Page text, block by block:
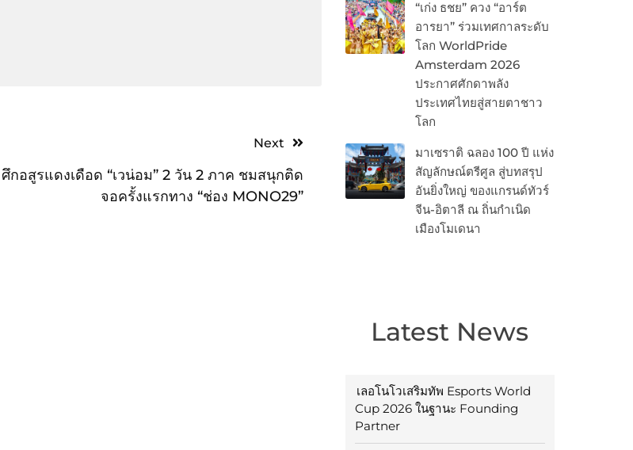
“เก่ง ธชย” ควง “อาร์ต
อารยา” ร่วมเทศกาลระดับ
โลก WorldPride
Amsterdam 2026
ประกาศศักดาพลัง
ประเทศไทยสู่สายตาชาว
โลก
มาเซราติ ฉลอง 100 ปี แห่ง
สัญลักษณ์ตรีศูล สู่บทสรุป
อันยิ่งใหญ่ ของแกรนด์ทัวร์
จีน-อิตาลี ณ ถิ่นกำเนิด
เมืองโมเดนา
Latest News
เลอโนโวเสริมทัพ Esports World
Cup 2026 ในฐานะ Founding
Partner
Next
ศึกอสูรแดงเดือด “เวน่อม” 2 วัน 2 ภาค ชมสนุกติด
จอครั้งแรกทาง “ช่อง MONO29”